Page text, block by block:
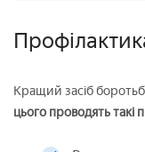
Кращий засіб
цього проводять такі